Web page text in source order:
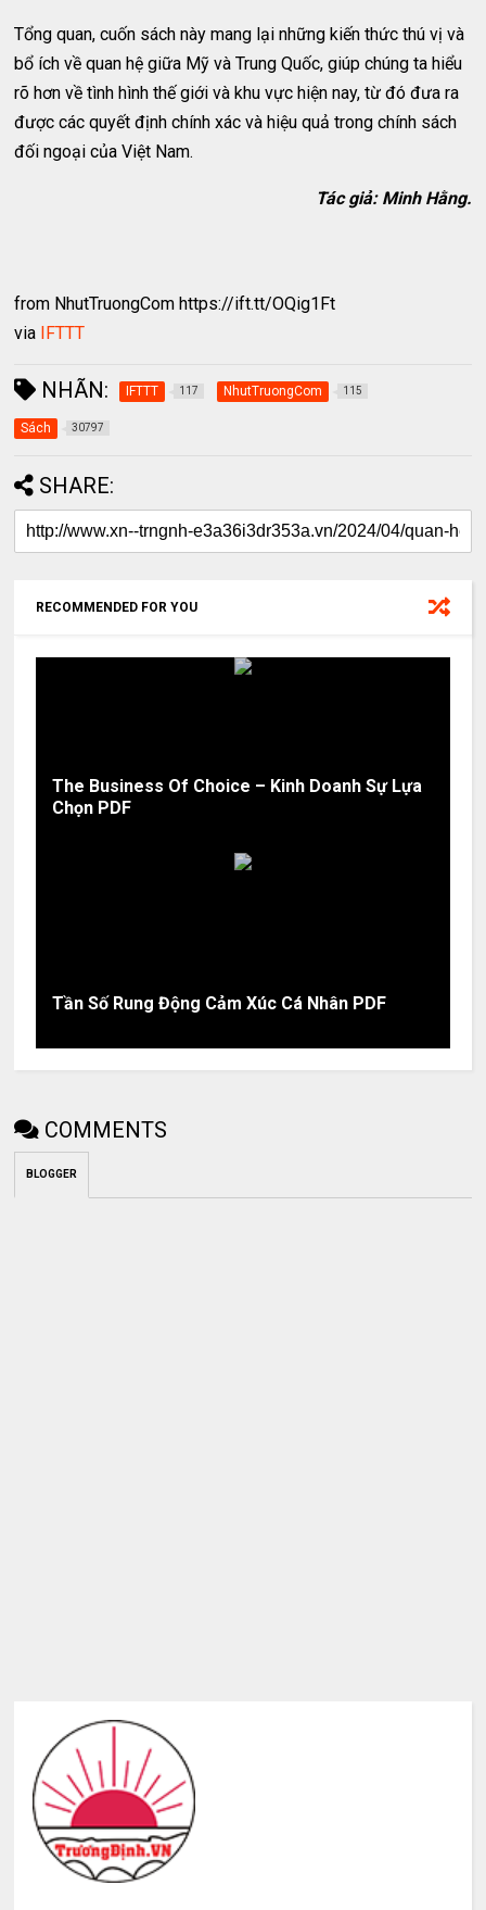
Tổng quan, cuốn sách này mang lại những kiến thức thú vị và
bổ ích về quan hệ giữa Mỹ và Trung Quốc, giúp chúng ta hiểu
rõ hơn về tình hình thế giới và khu vực hiện nay, từ đó đưa ra
được các quyết định chính xác và hiệu quả trong chính sách
đối ngoại của Việt Nam.
Tác giả: Minh Hằng.
from NhutTruongCom https://ift.tt/OQig1Ft
via IFTTT
NHÃN: IFTTT 117 NhutTruongCom 115
Sách 30797
SHARE:
RECOMMENDED FOR YOU
The Business Of Choice – Kinh Doanh Sự Lựa
Chọn PDF
Tần Số Rung Động Cảm Xúc Cá Nhân PDF
COMMENTS
BLOGGER